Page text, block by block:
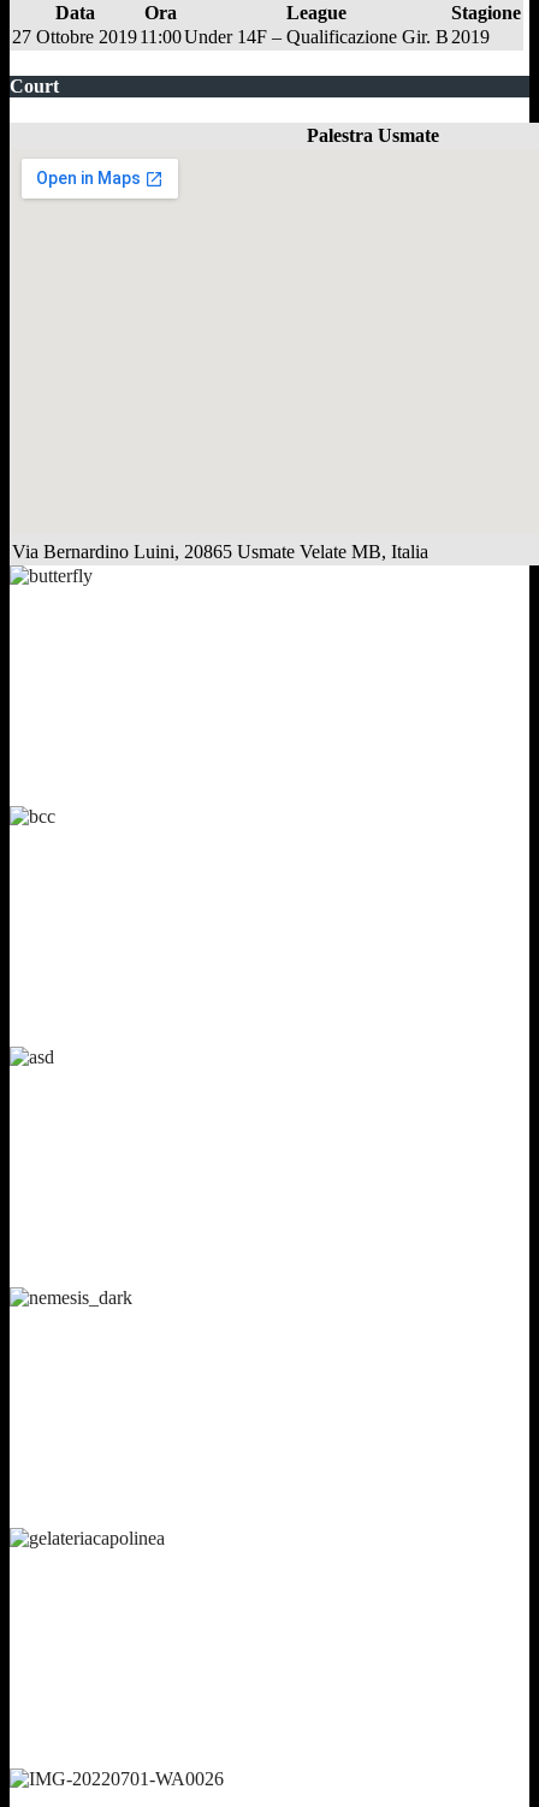
Data Ora League
Stagione
27 Ottobre 201911:00Under 14F – Qualificazione Gir. B 2019
Court
Palestra Usmate
Via Bernardino Luini, 20865 Usmate Velate MB, Italia